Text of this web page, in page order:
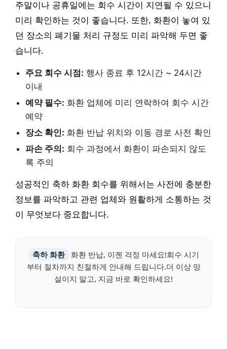
주말이나 공휴일에는 회수 시간이 지연될 수 있으니
미리 확인하는 것이 좋습니다. 또한, 화환이 놓여 있
던 장소의 폐기물 처리 규정도 미리 파악해 두면 좋
습니다.
주요 회수 시점: 행사 종료 후 12시간 ~ 24시간
이내
예약 필수: 화환 업체에 미리 연락하여 회수 시간
예약
장소 확인: 화환 반납 위치와 이동 경로 사전 확인
파손 주의: 회수 과정에서 화환이 파손되지 않도
록 주의
성공적인 축하 화환 회수를 위해서는 사전에 충분한
정보를 파악하고 관련 업체와 원활하게 소통하는 것
이 무엇보다 중요합니다.
축하 화환
화환 반납, 이젠 걱정 마세요!회수 시기
부터 절차까지 친절하게 안내해 드립니다.더 이상 망
설이지 말고, 지금 바로 확인하세요!